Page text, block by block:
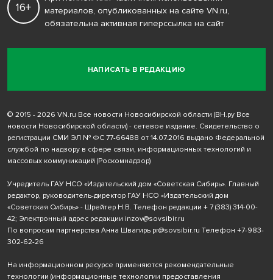
НАПИСАТЬ В РЕДАКЦИЮ
16+
материалов, опубликованных на сайте VN.ru,
обязательна активная гиперссылка на сайт
© 2015 - 2026 VN.ru Все новости Новосибирской области (ВН.ру Все
новости Новосибирской области) - сетевое издание. Свидетельство о
регистрации СМИ ЭЛ № ФС 77-66488 от 14.07.2016 выдано Федеральной
службой по надзору в сфере связи, информационных технологий и
массовых коммуникаций (Роскомнадзор)
Учредитель ГАУ НСО «Издательский дом «Советская Сибирь». Главный
редактор, руководитель-директор ГАУ НСО «Издательский дом
«Советская Сибирь» - Шрейтер Н.В. Телефон редакции + 7 (383) 314-00-
42; Электронный адрес редакции inzov@sovsibir.ru
По вопросам партнерства Анна Швагирь pr@sovsibir.ru Телефон +7-983-
302-62-26
На информационном ресурсе применяются рекомендательные
технологии (информационные технологии предоставления